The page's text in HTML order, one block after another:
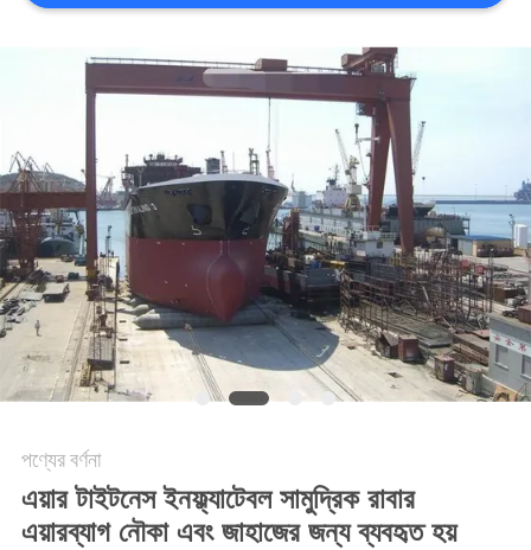
ম্যাপ
PRIVACY
POLICY
পণ্যের বর্ণনা
এয়ার টাইটনেস ইনফ্ল্যাটেবল সামুদ্রিক রাবার
এয়ারব্যাগ নৌকা এবং জাহাজের জন্য ব্যবহৃত হয়